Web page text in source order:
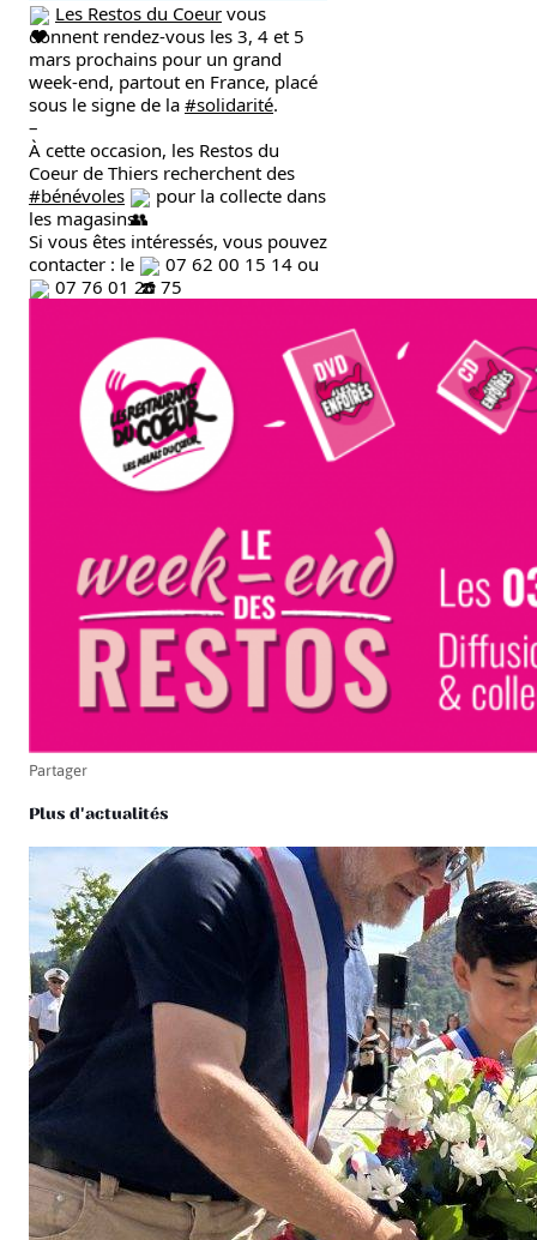
Les Restos du Coeur vous
donnent rendez-vous les 3, 4 et 5
mars prochains pour un grand
week-end, partout en France, placé
sous le signe de la #solidarité.
–
À cette occasion, les Restos du
#bénévoles
pour la collecte dans
les magasins.
Si vous êtes intéressés, vous pouvez
contacter : le
07 62 00 15 14 ou
07 76 01 26 75
Partager
Plus d'actualités